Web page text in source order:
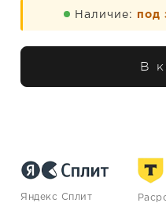
Наличие: под
В
Яндекс Сплит